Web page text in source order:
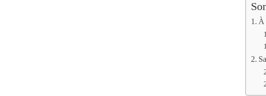
À